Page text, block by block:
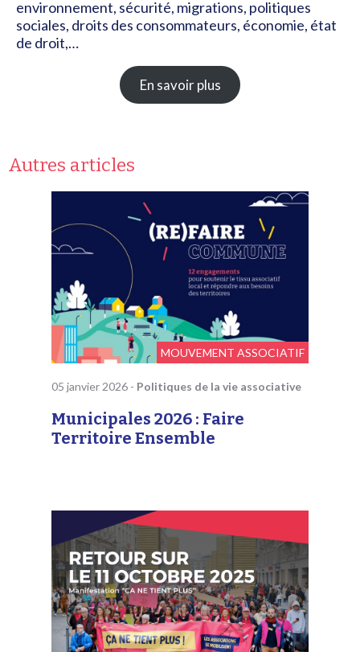
environnement, sécurité, migrations, politiques
sociales, droits des consommateurs, économie, état
de droit,…
En savoir plus
Autres articles
MOUVEMENT ASSOCIATIF
05 janvier 2026 - Politiques de la vie associative
Municipales 2026 : Faire
Territoire Ensemble